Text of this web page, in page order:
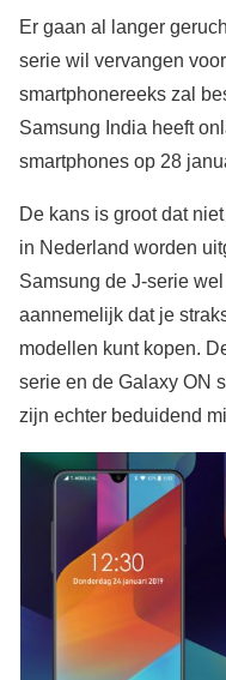
Er gaan al langer
serie wil vervangen
smartphonereeks zal
Samsung India heeft
smartphones op 28
De kans is groot dat
in Nederland worden
Samsung de J-serie
aannemelijk dat je
modellen kunt kopen.
serie en de Galaxy ON
zijn echter beduidend